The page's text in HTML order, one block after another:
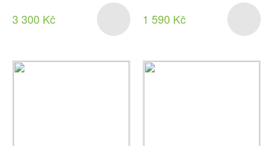
3 300 Kč 1 590 Kč